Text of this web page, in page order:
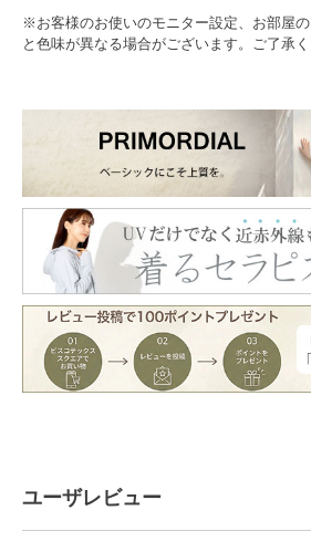
※お客様のお使いのモニター設定、お部屋
と色味が異なる場合がございます。ご了承く
ユーザレビュー